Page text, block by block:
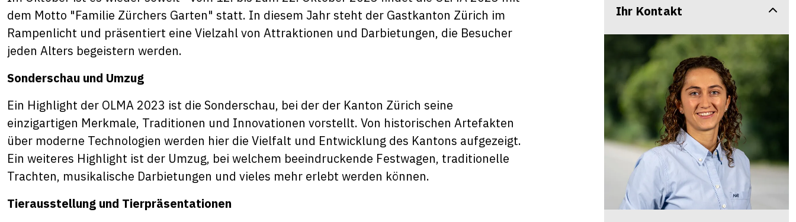
dem Motto "Familie Zürchers Garten" statt. In diesem Jahr steht der Gastkanton Zürich im
Rampenlicht und präsentiert eine Vielzahl von Attraktionen und Darbietungen, die Besucher
jeden Alters begeistern werden.
Sonderschau und Umzug
Ein Highlight der OLMA 2023 ist die Sonderschau, bei der der Kanton Zürich seine
einzigartigen Merkmale, Traditionen und Innovationen vorstellt. Von historischen Artefakten
über moderne Technologien werden hier die Vielfalt und Entwicklung des Kantons aufgezeigt.
Ein weiteres Highlight ist der Umzug, bei welchem beeindruckende Festwagen, traditionelle
Trachten, musikalische Darbietungen und vieles mehr erlebt werden können.
Tierausstellung und Tierpräsentationen
Ihr Kontakt